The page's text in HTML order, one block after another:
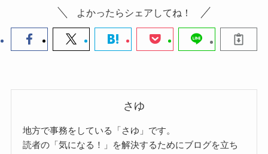
よかったらシェアしてね！
さゆ
地方で事務をしている「さゆ」です。
読者の「気になる！」を解決するためにブログを立ち